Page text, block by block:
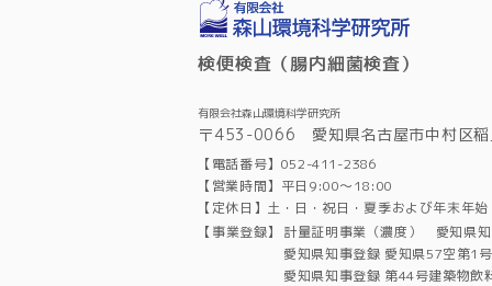
検便検査（腸内細菌検査）
有限会社森山環境科学研究所
〒453-0066 愛知県名古屋市中村区
【電話番号】052-411-2386
【営業時間】平日9:00～18:00
【定休日】土・日・祝日・夏季および年末年始
【事業登録】
計量証明事業（濃度） 愛知県
愛知県知事登録 愛知県57空第1
愛知県知事登録 第44号建築物飲